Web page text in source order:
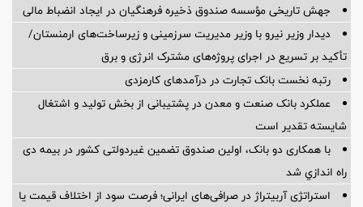
جهش تاریخی مؤسسه صندوق ذخیره فرهنگیان در ایجاد انضباط مالی
دیدار وزیر نیرو با وزیر مدیریت سرزمینی و زیرساخت‌های ارمنستان/
تأکید بر تسریع در اجرای پروژه‌های مشترک انرژی و برق
رتبه نخست بانک تجارت در درآمدهای کارمزدی
عملکرد بانک صنعت و معدن در پشتیبانی از بخش تولید و اشتغال
شایسته تقدیر است
با همکاری دو بانک، اولین صندوق تضمین غیردولتی کشور در بیمه دی
راه اندازي شد
استراتژی آربیتراژ در صرافی‌های ایرانی؛ فرصت سود از اختلاف قیمت یا